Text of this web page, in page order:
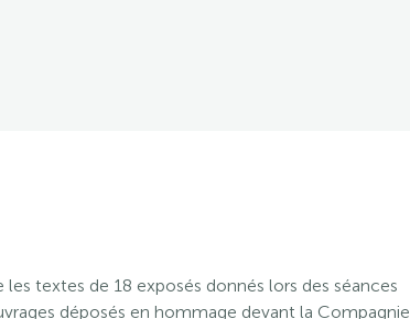
textes de 18 exposés donnés lors des séances
déposés en hommage devant la Compagnie